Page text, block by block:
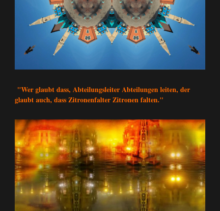
"Wer glaubt dass, Abteilungsleiter Abteilungen leiten, der
glaubt auch, dass Zitronenfalter Zitronen falten."